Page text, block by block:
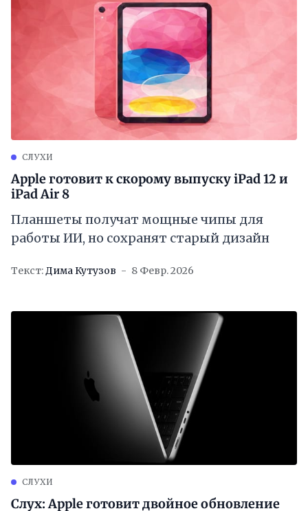
СЛУХИ
Apple готовит к скорому выпуску iPad 12 и
iPad Air 8
Планшеты получат мощные чипы для
работы ИИ, но сохранят старый дизайн
Текст:Дима Кутузов 8 Февр. 2026
СЛУХИ
Слух: Apple готовит двойное обновление